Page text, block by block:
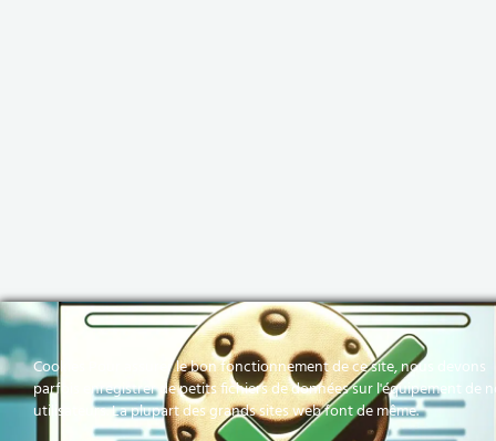
Cookies Pour assurer le bon fonctionnement de ce site, nous devons
parfois enregistrer de petits fichiers de données sur l'équipement de
utilisateurs. La plupart des grands sites web font de même.